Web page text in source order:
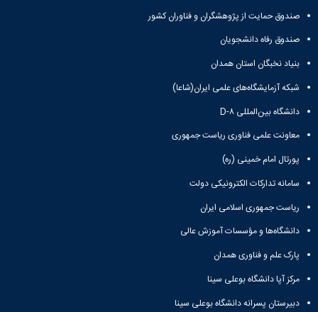
صندوق حمایت از پژوهشگران و فناوران کشور
صندوق رفاه دانشجویان
بنیاد نخبگان استان همدان
شبکه آزمایشگاه‌های علمی ایران(شاعا)
دانشگاه بین‌المللی D-۸
معاونت علمی فناوری ریاست جمهوری
پورتال امام خمینی (ره)
سامانه تدارکات الکترونیکی دولت
ریاست جمهوری اسلامی ایران
دانشگاه‌ها و مؤسسات آموزش عالی
پارک علم و فناوری همدان
مرکز آپا دانشگاه بوعلی سینا
دبیرستان پسرانه دانشگاه بوعلی سینا